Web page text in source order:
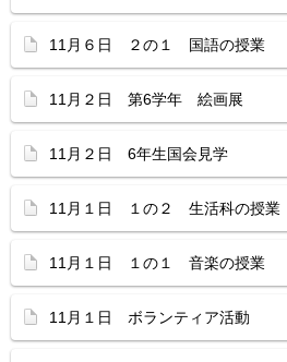
11月６日 ２の１ 国語の授業
11月２日 第6学年 絵画展
11月２日 6年生国会見学
11月１日 １の２ 生活科の授業
11月１日 １の１ 音楽の授業
11月１日 ボランティア活動